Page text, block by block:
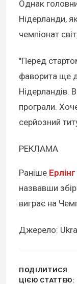
Однак
Нідерланди,
чемпіонат
"Перед
фаворита ще
Нідерландів.
програли.
серйозний
РЕКЛАМА
Раніше
назвавши
виграє на
Джерело:
ПОДІЛИТИСЯ
ЦІЄЮ СТАТТЕЮ: